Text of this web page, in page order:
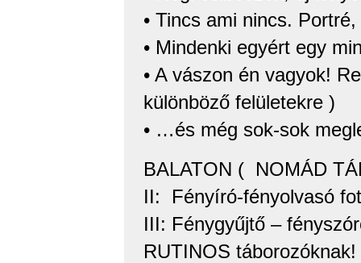
• Tincs ami nincs.
• Mindenki egyért egy
• A vászon én vagyok!
különböző felületekre )
• …és még sok-sok
BALATON ( NOMÁD
II: Fényíró-fényolvasó
III: Fénygyűjtő –
RUTINOS táborozóknak!